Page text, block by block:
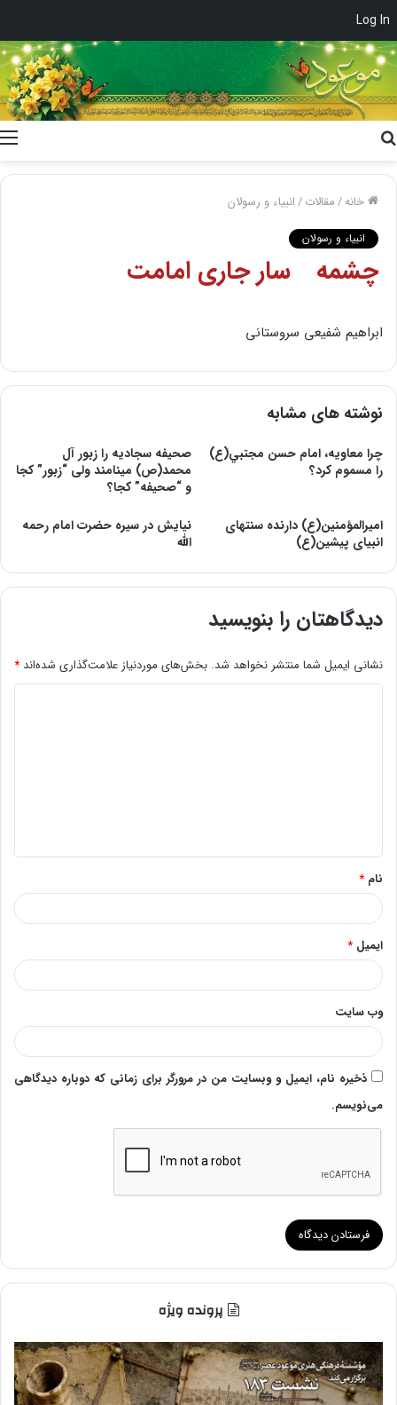
Log In
خانه/مقالات/انبیاء و رسولان
انبیاء و رسولان
چشمه سار جارى امامت
ابراهیم شفیعى سروستانى
نوشته های مشابه
چرا معاويه، امام حسن مجتبي(ع)
را مسموم كرد؟
صحیفه سجادیه را زبور آل
محمد(ص) می‎نامند ولی “زبور” کجا
و “صحیفه” کجا؟
امیرالمؤمنین‌(ع‌) دارنده‌ سنتهای‌
انبیای‌ پیشین‌(ع‌)
نیایش در سیره حضرت امام رحمه
الله
دیدگاهتان را بنویسید
نشانی ایمیل شما منتشر نخواهد شد. بخش‌های موردنیاز علامت‌گذاری شده‌اند *
*
نام *
ایمیل *
وب‌ سایت
ذخیره نام، ایمیل و وبسایت من در مرورگر برای زمانی که دوباره دیدگاهی
می‌نویسم.
پرونده ویژه